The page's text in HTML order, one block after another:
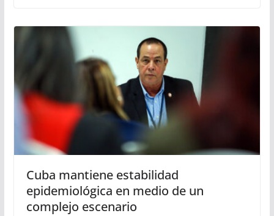
Cuba mantiene estabilidad
epidemiológica en medio de un
complejo escenario